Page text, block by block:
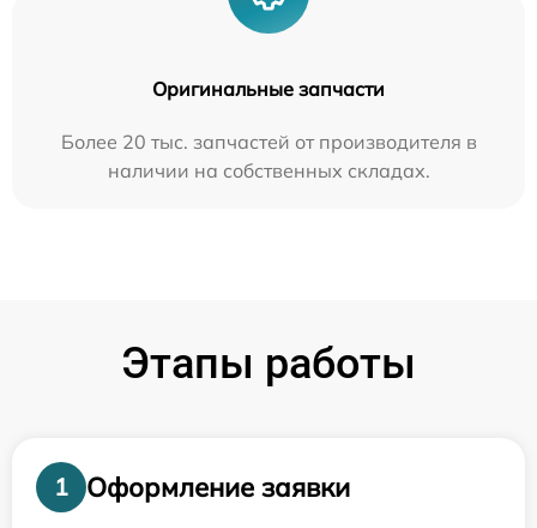
Оригинальные запчасти
Более 20 тыс. запчастей от производителя в
наличии на собственных складах.
Этапы работы
1
Оформление заявки